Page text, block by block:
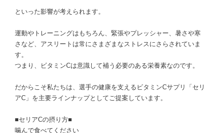
といった影響が考えられます。
運動やトレーニングはもちろん、緊張やプレッシャー、暑さや寒
さなど、アスリートは常にさまざまなストレスにさらされていま
す。
つまり、ビタミンCは意識して補う必要のある栄養素なのです。
だからこそ私たちは、選手の健康を支えるビタミンCサプリ「セリ
アC」を主要ラインナップとしてご提案しています。
■セリアCの摂り方■
噛んで食べてください